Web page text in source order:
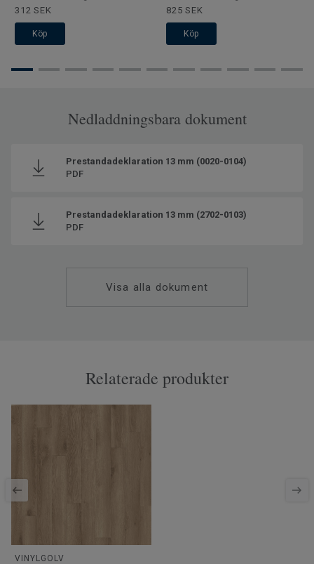
312 SEK
Köp
825 SEK
Köp
Nedladdningsbara dokument
Prestandadeklaration 13 mm (0020-0104)
PDF
Prestandadeklaration 13 mm (2702-0103)
PDF
Visa alla dokument
Relaterade produkter
VINYLGOLV